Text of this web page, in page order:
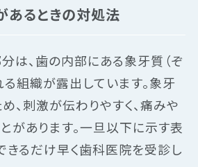
あるときの対処法
は、歯の内部にある象牙質（ぞ
る組織が露出しています。象牙
、刺激が伝わりやすく、痛みや
があります。一旦以下に示す表
きるだけ早く歯科医院を受診し